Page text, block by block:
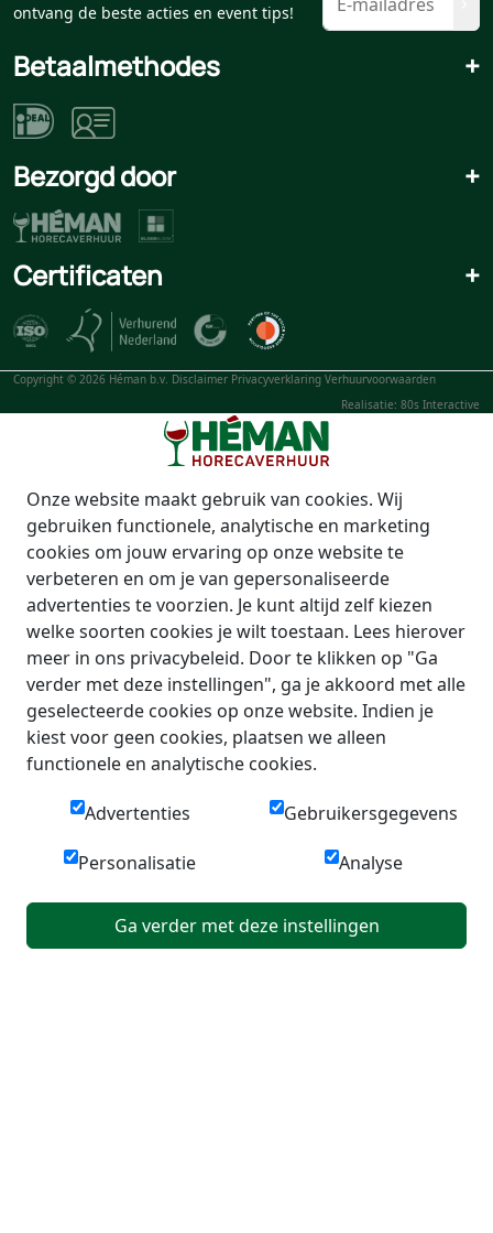
ontvang de beste acties en event tips!
Betaalmethodes +
Bezorgd door +
Certificaten +
Copyright © 2026 Héman b.v. Disclaimer Privacyverklaring Verhuurvoorwaarden
Realisatie: 80s Interactive
Onze website maakt gebruik van cookies. Wij
gebruiken functionele, analytische en marketing
cookies om jouw ervaring op onze website te
verbeteren en om je van gepersonaliseerde
advertenties te voorzien. Je kunt altijd zelf kiezen
welke soorten cookies je wilt toestaan. Lees hierover
meer in ons privacybeleid. Door te klikken op "Ga
verder met deze instellingen", ga je akkoord met alle
geselecteerde cookies op onze website. Indien je
kiest voor geen cookies, plaatsen we alleen
functionele en analytische cookies.
Advertenties Gebruikersgegevens
Personalisatie Analyse
Ga verder met deze instellingen